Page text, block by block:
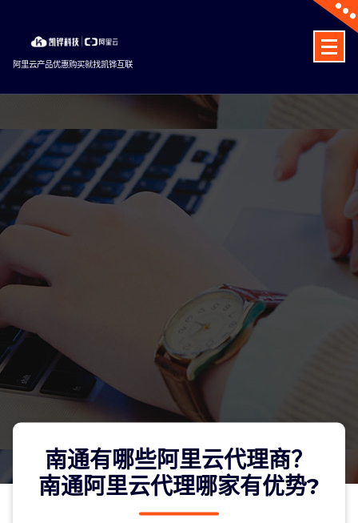
content
阿里云产品优惠购买就找凯铧互联
南通有哪些阿里云代理商？
南通阿里云代理哪家有优势?